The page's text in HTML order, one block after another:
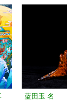
蓝田玉 名